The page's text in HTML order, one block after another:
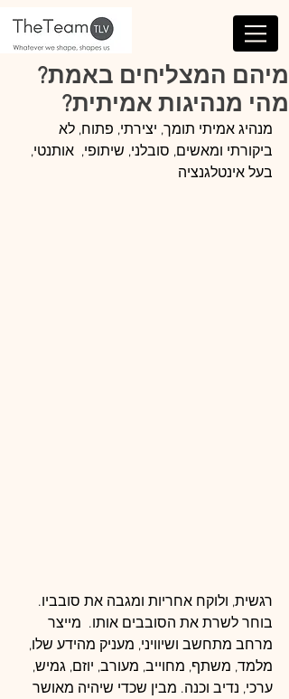
מיהם המצליחים באמת?
מהי מנהיגות אמיתית?
מנהיג אמיתי תומך, יצירתי, פתוח, לא
ביקורתי ומאשים, סובלני, שיתופי,  אותנטי,
בעל אינטלגנציה
רגשית, ולוקח אחריות ומגבה את סובביו.
בוחר לשרת את הסובבים אותו.  מייצר
מרחב מתחשב ושיוויני, מעניק מהידע שלו,
מלמד, משתף, מחוייב, מעורב, יוזם, גמיש,
ערכי, נדיב וכנה. מבין שכדי שיהיה מאושר